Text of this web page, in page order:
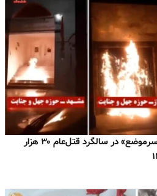
۶۰ شعله با درود به سربداران «سرموضع» در سالگرد قتل‌عام ۳۰ هزار